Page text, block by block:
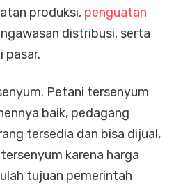
produksi, penguatan
distribusi, serta
pasar.
Petani tersenyum
baik, pedagang
tersedia dan bisa dijual,
karena harga
tujuan pemerintah